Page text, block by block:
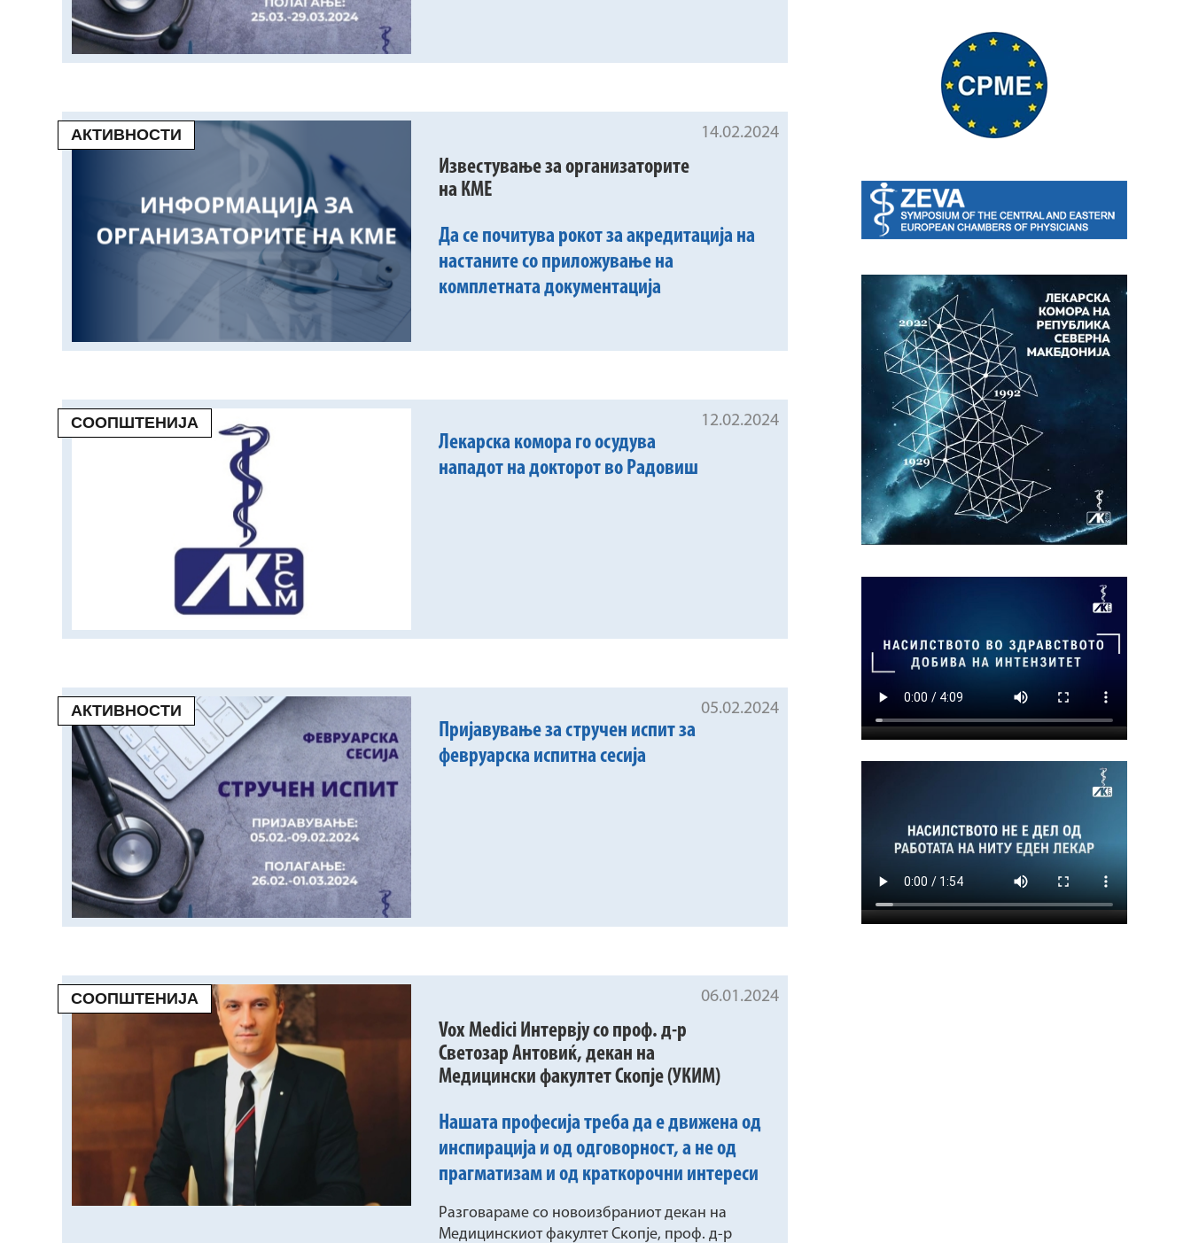
АКТИВНОСТИ 14.02.2024
Известување за организаторите
на КМЕ
Да се почитува рокот за акредитација на
настаните со приложување на
комплетната документација
СООПШТЕНИЈА 12.02.2024
Лекарска комора го осудува
нападот на докторот во Радовиш
АКТИВНОСТИ 05.02.2024
Пријавување за стручен испит за
февруарска испитна сесија
СООПШТЕНИЈА 06.01.2024
Vox Medici Интервју со проф. д-р
Светозар Антовиќ, декан на
Медицински факултет Скопје (УКИМ)
Нашата професија треба да е движена од
инспирација и од одговорност, а не од
прагматизам и од краткорочни интереси
Разговараме со новоизбраниот декан на
Медицинскиот факултет Скопје, проф. д‐р